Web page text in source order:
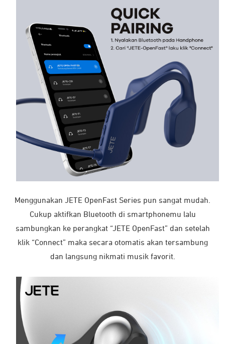
Menggunakan JETE OpenFast Series pun sangat mudah.
Cukup aktifkan Bluetooth di smartphonemu lalu
sambungkan ke perangkat “JETE OpenFast” dan setelah
klik “Connect” maka secara otomatis akan tersambung
dan langsung nikmati musik favorit.